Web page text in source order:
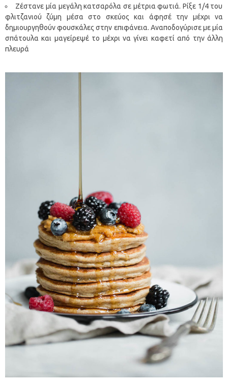
Ζέστανε μία μεγάλη κατσαρόλα σε μέτρια φωτιά. Ρίξε 1/4 του
φλιτζανιού ζύμη μέσα στο σκεύος και άφησέ την μέχρι να
δημιουργηθούν φουσκάλες στην επιφάνεια. Αναποδογύρισε με μία
σπάτουλα και μαγείρεψέ το μέχρι να γίνει καφετί από την άλλη
πλευρά